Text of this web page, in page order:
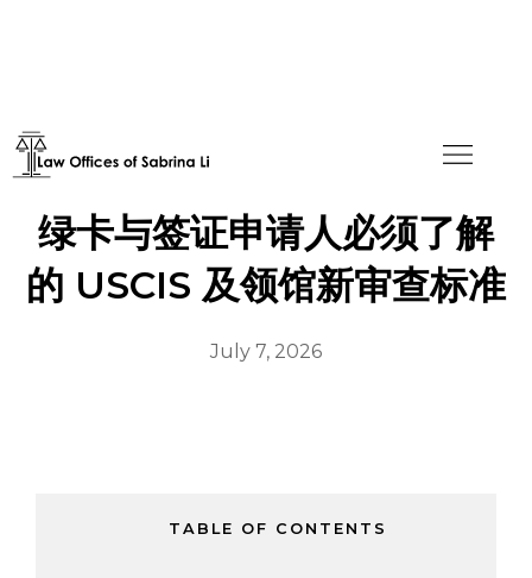
2025 年公共负担政策更新：
绿卡与签证申请人必须了解
的 USCIS 及领馆新审查标准
July 7, 2026
TABLE OF CONTENTS